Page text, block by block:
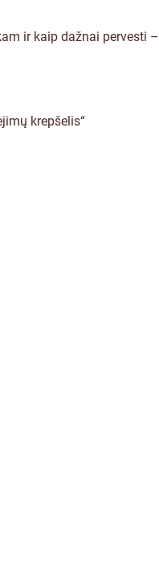
ir kaip dažnai pervesti
krepšelis“